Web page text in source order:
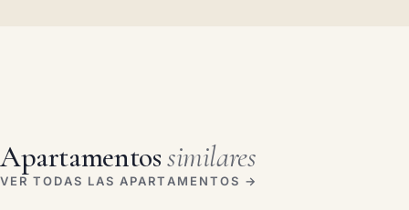
Apartamentossimilares
VER TODAS LAS APARTAMENTOS →